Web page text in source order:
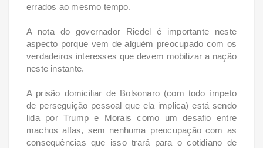
errados ao mesmo tempo.
A nota do governador Riedel é importante neste
aspecto porque vem de alguém preocupado com os
verdadeiros interesses que devem mobilizar a nação
neste instante.
A prisão domiciliar de Bolsonaro (com todo ímpeto
de perseguição pessoal que ela implica) está sendo
lida por Trump e Morais como um desafio entre
machos alfas, sem nenhuma preocupação com as
consequências que isso trará para o cotidiano de